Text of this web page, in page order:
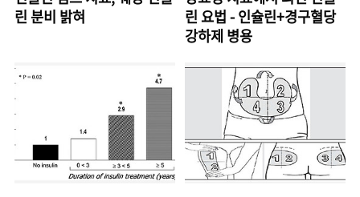
린 분비 밝혀
린 요법 - 인슐린+경구혈당
강하제 병용